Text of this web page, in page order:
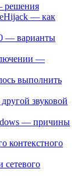
решения
— как
— варианты
—
выполнить
звуковой
— причины
контекстного